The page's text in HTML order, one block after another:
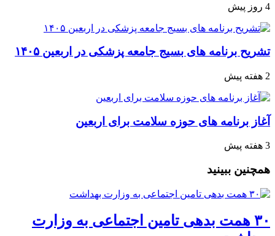
4 روز پیش
تشریح برنامه های بسیج جامعه پزشکی در اربعین ۱۴۰۵
2 هفته پیش
آغاز برنامه های حوزه سلامت برای اربعین
3 هفته پیش
همچنین ببینید
۳۰ همت بدهی تامین اجتماعی به وزارت